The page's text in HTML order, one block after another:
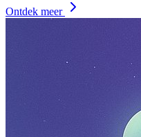
Ontdek meer